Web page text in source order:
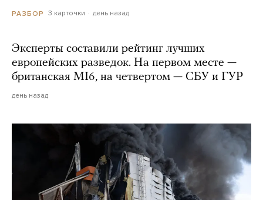
РАЗБОР 3 карточки день назад
Эксперты составили рейтинг лучших
европейских разведок. На первом месте —
британская MI6, на четвертом — СБУ и ГУР
день назад